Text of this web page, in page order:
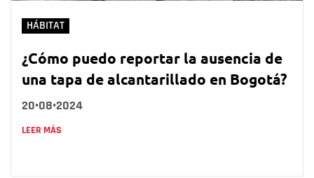
HÁBITAT
¿Cómo puedo reportar la ausencia de
una tapa de alcantarillado en Bogotá?
20•08•2024
LEER MÁS